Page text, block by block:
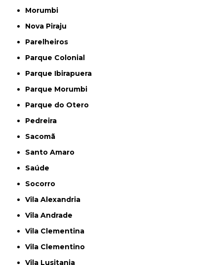
Morumbi
Nova Piraju
Parelheiros
Parque Colonial
Parque Ibirapuera
Parque Morumbi
Parque do Otero
Pedreira
Sacomã
Santo Amaro
Saúde
Socorro
Vila Alexandria
Vila Andrade
Vila Clementina
Vila Clementino
Vila Lusitania